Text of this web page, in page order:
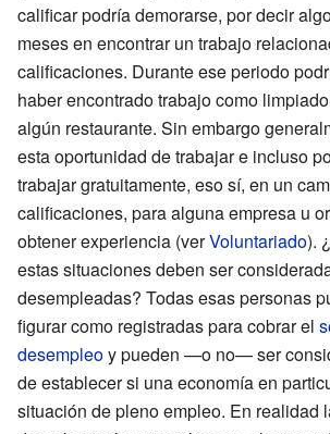
calificar podría demorarse, por decir
meses en encontrar un trabajo
calificaciones. Durante ese periodo
haber encontrado trabajo como
algún restaurante. Sin embargo
esta oportunidad de trabajar e incluso
trabajar gratuitamente, eso sí, en un
calificaciones, para alguna empresa u
obtener experiencia (verVoluntariado).
estas situaciones deben ser
desempleadas? Todas esas personas
figurar como registradas para cobrar el
desempleoy pueden —o no— ser
de establecer si una economía en
situación de pleno empleo. En realidad